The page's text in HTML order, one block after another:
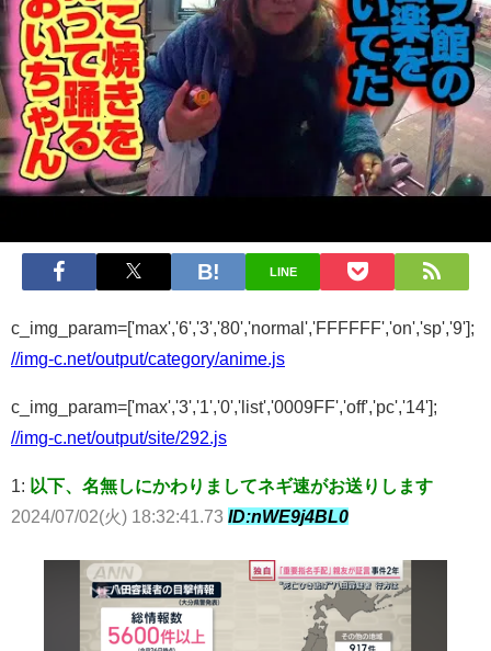
LINE
c_img_param=['max','6','3','80','normal','FFFFFF','on','sp','9'];
//img-c.net/output/category/anime.js
c_img_param=['max','3','1','0','list','0009FF','off','pc','14'];
//img-c.net/output/site/292.js
1: 以下、名無しにかわりましてネギ速がお送りします
2024/07/02(火) 18:32:41.73 ID:nWE9j4BL0